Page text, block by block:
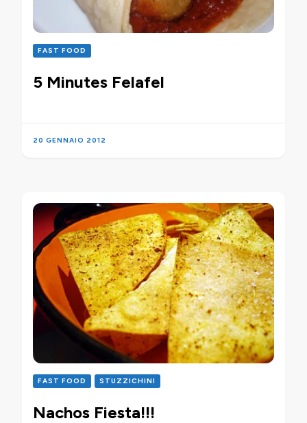
FAST FOOD
5 Minutes Felafel
20 GENNAIO 2012
FAST FOOD STUZZICHINI
Nachos Fiesta!!!